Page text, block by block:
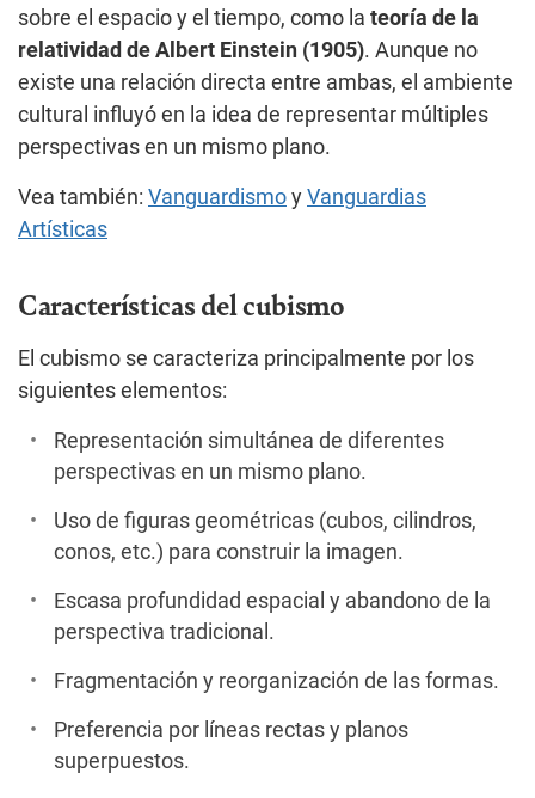
sobre el espacio y el tiempo, como la teoría de la
relatividad de Albert Einstein (1905). Aunque no
existe una relación directa entre ambas, el ambiente
cultural influyó en la idea de representar múltiples
perspectivas en un mismo plano.
Vea también: Vanguardismo y Vanguardias
Artísticas
Características del cubismo
El cubismo se caracteriza principalmente por los
siguientes elementos:
Representación simultánea de diferentes
perspectivas en un mismo plano.
Uso de figuras geométricas (cubos, cilindros,
conos, etc.) para construir la imagen.
Escasa profundidad espacial y abandono de la
perspectiva tradicional.
Fragmentación y reorganización de las formas.
Preferencia por líneas rectas y planos
superpuestos.